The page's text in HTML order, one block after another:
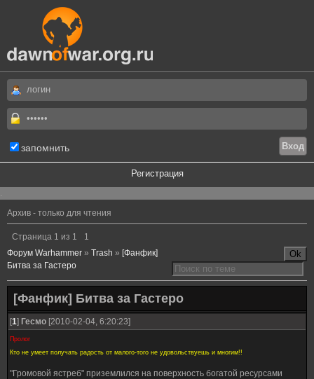
запомнить
Регистрация
.
Архив - только для чтения
Страница 1 из 1
1
Форум Warhammer » Trash » [Фанфик]
Битва за Гастеро
[Фанфик] Битва за Гастеро
[1] Гесмо [2010-02-04, 6:20:23]
Пролог
Кто не умеет получать радость от малого-того не удовольствуешь и многим!!
"Громовой ястреб" приземлился на поверхность богатой ресурсами